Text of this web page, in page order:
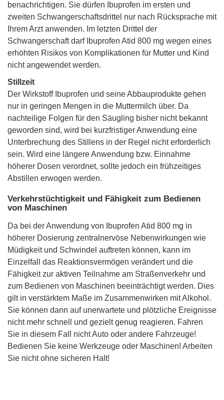
benachrichtigen. Sie dürfen Ibuprofen im ersten und
zweiten Schwangerschaftsdrittel nur nach Rücksprache mit
Ihrem Arzt anwenden. Im letzten Drittel der
Schwangerschaft darf Ibuprofen Atid 800 mg wegen eines
erhöhten Risikos von Komplikationen für Mutter und Kind
nicht angewendet werden.
Stillzeit
Der Wirkstoff Ibuprofen und seine Abbauprodukte gehen
nur in geringen Mengen in die Muttermilch über. Da
nachteilige Folgen für den Säugling bisher nicht bekannt
geworden sind, wird bei kurzfristiger Anwendung eine
Unterbrechung des Stillens in der Regel nicht erforderlich
sein. Wird eine längere Anwendung bzw. Einnahme
höherer Dosen verordnet, sollte jedoch ein frühzeitiges
Abstillen erwogen werden.
Verkehrstüchtigkeit und Fähigkeit zum Bedienen
von Maschinen
Da bei der Anwendung von Ibuprofen Atid 800 mg in
höherer Dosierung zentralnervöse Nebenwirkungen wie
Müdigkeit und Schwindel auftreten können, kann im
Einzelfall das Reaktionsvermögen verändert und die
Fähigkeit zur aktiven Teilnahme am Straßenverkehr und
zum Bedienen von Maschinen beeinträchtigt werden. Dies
gilt in verstärktem Maße im Zusammenwirken mit Alkohol.
Sie können dann auf unerwartete und plötzliche Ereignisse
nicht mehr schnell und gezielt genug reagieren. Fahren
Sie in diesem Fall nicht Auto oder andere Fahrzeuge!
Bedienen Sie keine Werkzeuge oder Maschinen! Arbeiten
Sie nicht ohne sicheren Halt!